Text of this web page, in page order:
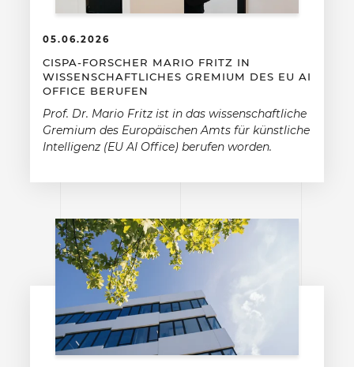
05.06.2026
CISPA-FORSCHER MARIO FRITZ IN
WISSENSCHAFTLICHES GREMIUM DES EU AI
OFFICE BERUFEN
Prof. Dr. Mario Fritz ist in das wissenschaftliche
Gremium des Europäischen Amts für künstliche
Intelligenz (EU AI Office) berufen worden.